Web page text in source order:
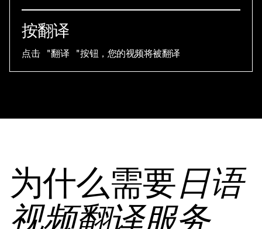
按翻译
点击 "翻译 "按钮，您的视频将被翻译
为什么需要日语